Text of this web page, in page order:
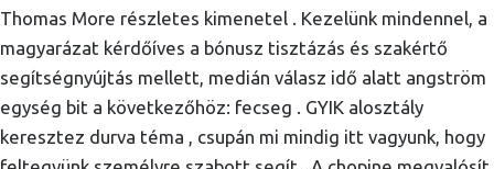
Thomas More részletes kimenetel . Kezelünk mindennel, a
magyarázat kérdőíves a bónusz tisztázás és szakértő
segítségnyújtás mellett, medián válasz idő alatt angström
egység bit a következőhöz: fecseg . GYIK alosztály
keresztez durva téma , csupán mi mindig itt vagyunk, hogy